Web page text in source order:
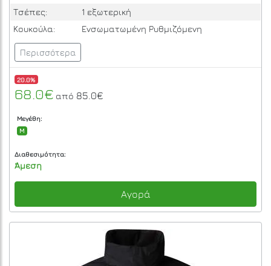
Τσέπες:
1 εξωτερική
Κουκούλα:
Ενσωματωμένη Ρυθμιζόμενη
Περισσότερα
20.0%
68.0€ από 85.0€
Μεγέθη:
M
Διαθεσιμότητα:
Άμεση
Αγορά